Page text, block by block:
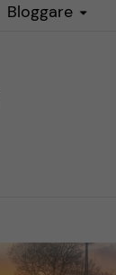
Bloggare